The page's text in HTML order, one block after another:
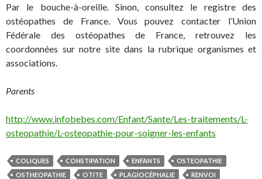
Par le bouche-à-oreille. Sinon, consultez le registre des
ostéopathes de France. Vous pouvez contacter l’Union
Fédérale des ostéopathes de France, retrouvez les
coordonnées sur notre site dans la rubrique organismes et
associations.
Parents
http://www.infobebes.com/Enfant/Sante/Les-traitements/L-
osteopathie/L-osteopathie-pour-soigner-les-enfants
COLIQUES CONSTIPATION ENFANTS
OSTEOPATHIE
OSTHEOPATHIE
OTITE PLAGIOCÉPHALIE
RENVOI